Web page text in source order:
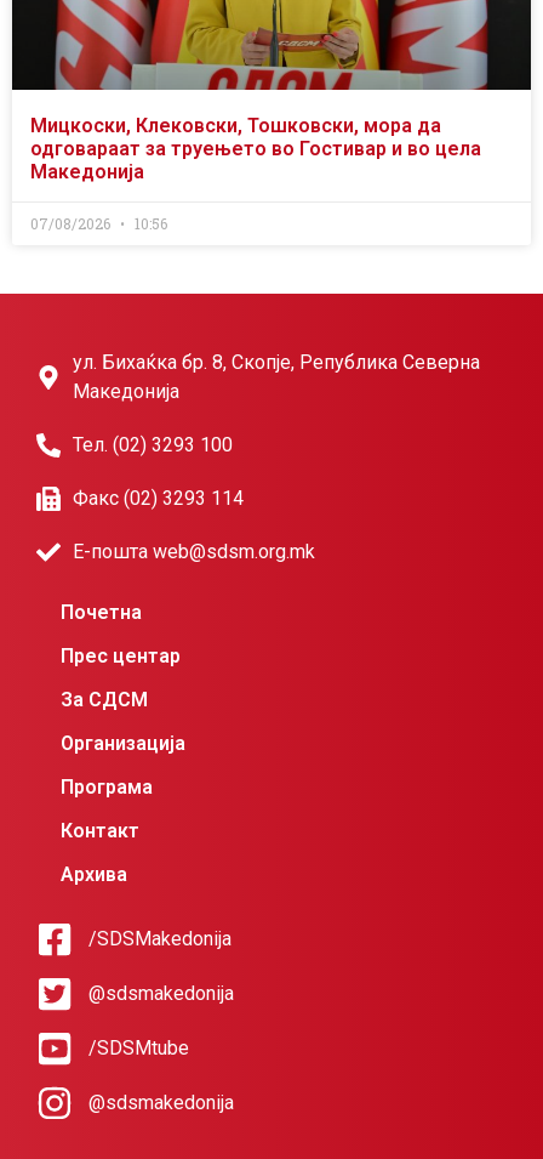
Мицкоски, Клековски, Тошковски, мора да
одговараат за труењето во Гостивар и во цела
Македонија
07/08/2026 10:56
ул. Бихаќка бр. 8, Скопје, Република Северна
Македонија
Тел. (02) 3293 100
Факс (02) 3293 114
Е-пошта web@sdsm.org.mk
Почетна
Прес центар
За СДСМ
Организација
Програма
Контакт
Архива
/SDSMakedonija
@sdsmakedonija
/SDSMtube
@sdsmakedonija